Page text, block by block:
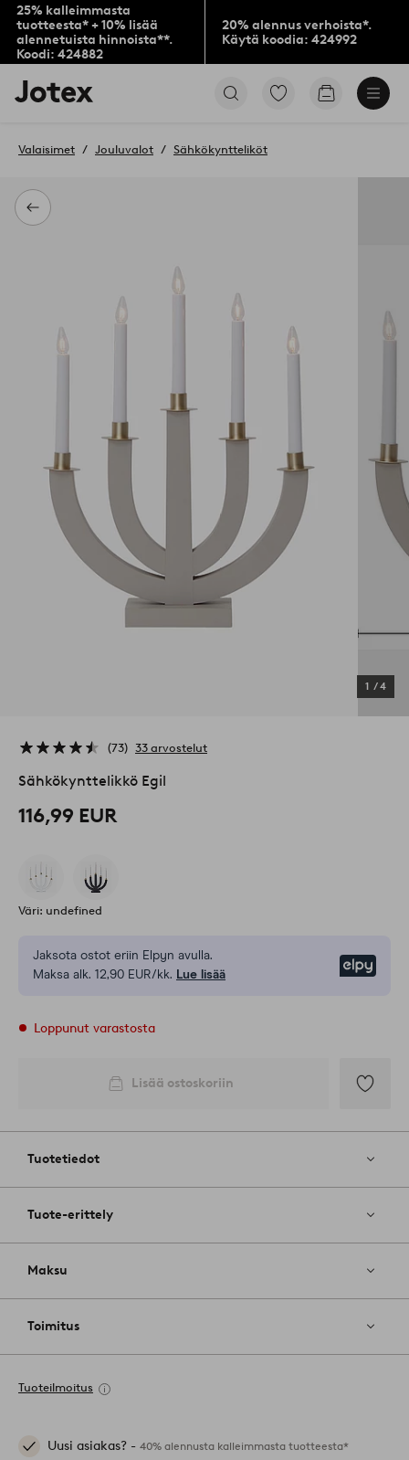
25% kalleimmasta
tuotteesta* + 10% lisää
alennetuista hinnoista**.
Koodi: 424882
20% alennus verhoista*.
Käytä koodia: 424992
Jotex-
logo
aloitussivulle
Siirry
Siirry
Takaisin
Valaisimet Jouluvalot Sähkökyntteliköt
1 /4
73 33 arvostelut
Sähkökynttelikkö Egil
116,99 EUR
Väri: undefined
Jaksota ostot eriin Elpyn avulla.
Maksa alk. 12,90 EUR/kk. Lue lisää
Loppunut varastosta
Lisää ostoskoriin
Tuotetiedot
Tuote-erittely
Maksu
Toimitus
Tuoteilmoitus
Uusi asiakas? - 40% alennusta kalleimmasta tuotteesta*